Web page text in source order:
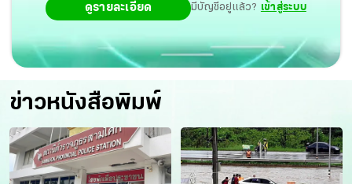
ล้านโดส คิดเป็น 2.46% ของประชากร เป็นต้น ขณะที่กลุ่ม
ประเทศอาเซียน ที่มีการฉีดวัคซีนโควิด-19 ไปแล้ว มี 3
ประเทศ ได้แก่ สิงคโปร์ อินโดนีเซีย เมียนมา ขณะที่ไทย
ประกาศว่าจะเริ่มฉีดวัคซีนโควิด-19 ให้กับประชาชนในเดือน
ก.พ.2564 นี้
ดูรายละเอียด มีบัญชีอยู่แล้ว? เข้าสู่ระบบ
ข่าวหนังสือพิมพ์